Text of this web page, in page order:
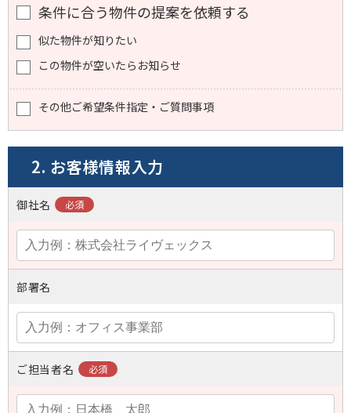
条件に合う物件の提案を依頼する
似た物件が知りたい
この物件が空いたらお知らせ
その他ご希望条件指定・ご質問事項
2. お客様情報入力
御社名
部署名
ご担当者名